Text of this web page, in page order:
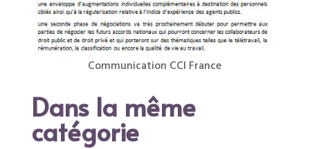
Communication CCI France
Dans la même
catégorie